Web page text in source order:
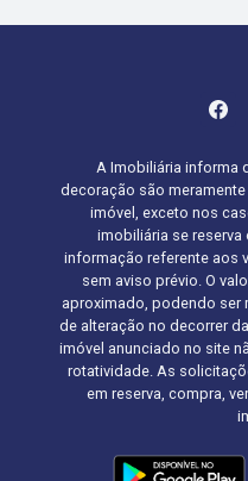
A Imobiliária informa
decoração são
imóvel, exceto nos
imobiliária se
informação referente aos
sem aviso prévio. O
aproximado, podendo ser
de alteração no decorrer
imóvel anunciado no site
rotatividade. As
em reserva, compra,